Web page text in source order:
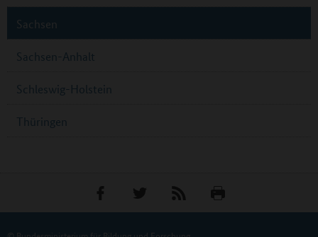
Sachsen
Sachsen-Anhalt
Schleswig-Holstein
Thüringen